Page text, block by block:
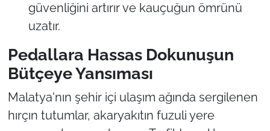
güvenliğini artırır ve kauçuğun ömrünü
uzatır.
Pedallara Hassas Dokunuşun
Bütçeye Yansıması
Malatya'nın şehir içi ulaşım ağında sergilenen
hırçın tutumlar, akaryakıtın fuzuli yere